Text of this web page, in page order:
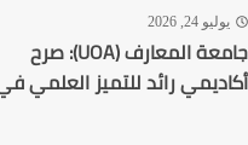
24, 2026
جامعة المعارف (UOA): صرح
رائد للتميز العلمي في...